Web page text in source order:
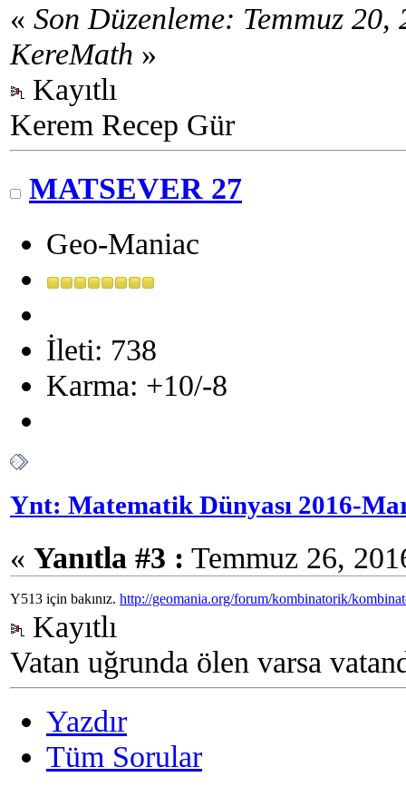
« Son Düzenleme: Temmuz
KereMath »
Kayıtlı
Kerem Recep Gür
MATSEVER 27
Geo-Maniac
İleti: 738
Karma: +10/-8
Ynt: Matematik Dünyası 2016-
« Yanıtla #3 : Temmuz 26,
Y513 için bakınız. http://geomania.org/forum/kombinatorik/
Kayıtlı
Vatan uğrunda ölen varsa
Yazdır
Tüm Sorular